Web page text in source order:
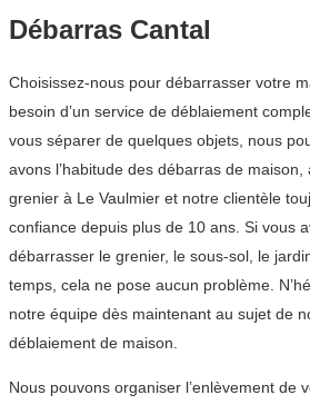
Débarras Cantal
Choisissez-nous pour débarrasser votre
besoin d’un service de déblaiement
vous séparer de quelques objets, nous
avons l’habitude des débarras de
grenier à Le Vaulmier et notre clientèle
confiance depuis plus de 10 ans. Si vous
débarrasser le grenier, le sous-sol, le
temps, cela ne pose aucun problème.
notre équipe dès maintenant au sujet de
déblaiement de maison.
Nous pouvons organiser l’enlèvement de